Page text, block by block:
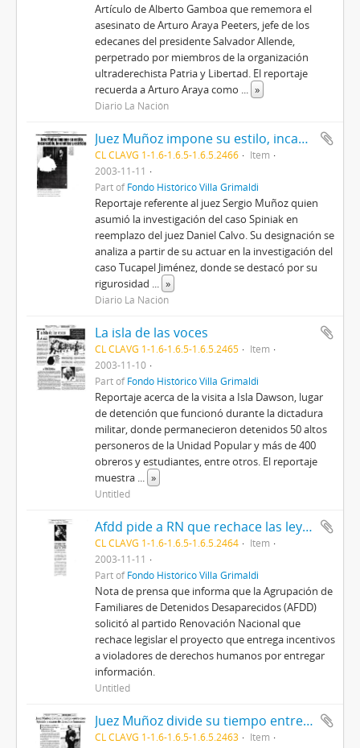
Artículo de Alberto Gamboa que rememora el
asesinato de Arturo Araya Peeters, jefe de los
edecanes del presidente Salvador Allende,
perpetrado por miembros de la organización
ultraderechista Patria y Libertad. El reportaje
recuerda a Arturo Araya como ... »
Diario La Nación
Juez Muñoz impone su estilo, incansable, hermético y estricto
CL CLAVG 1-1.6-1.6.5-1.6.5.2466
Item
2003-11-11
Part ofFondo Histórico Villa Grimaldi
Reportaje referente al juez Sergio Muñoz quien
asumió la investigación del caso Spiniak en
reemplazo del juez Daniel Calvo. Su designación se
analiza a partir de su actuar en la investigación del
caso Tucapel Jiménez, donde se destacó por su
rigurosidad ... »
Diario La Nación
La isla de las voces
CL CLAVG 1-1.6-1.6.5-1.6.5.2465
Item
2003-11-10
Part ofFondo Histórico Villa Grimaldi
Reportaje acerca de la visita a Isla Dawson, lugar
de detención que funcionó durante la dictadura
militar, donde permanecieron detenidos 50 altos
personeros de la Unidad Popular y más de 400
obreros y estudiantes, entre otros. El reportaje
muestra ... »
Untitled
Afdd pide a RN que rechace las leyes de DDHH
CL CLAVG 1-1.6-1.6.5-1.6.5.2464
Item
2003-11-11
Part ofFondo Histórico Villa Grimaldi
Nota de prensa que informa que la Agrupación de
Familiares de Detenidos Desaparecidos (AFDD)
solicitó al partido Renovación Nacional que
rechace legislar el proyecto que entrega incentivos
a violadores de derechos humanos por entregar
información.
Untitled
Juez Muñoz divide su tiempo entre caso Spiniak y causas de derechos humanos
CL CLAVG 1-1.6-1.6.5-1.6.5.2463
Item